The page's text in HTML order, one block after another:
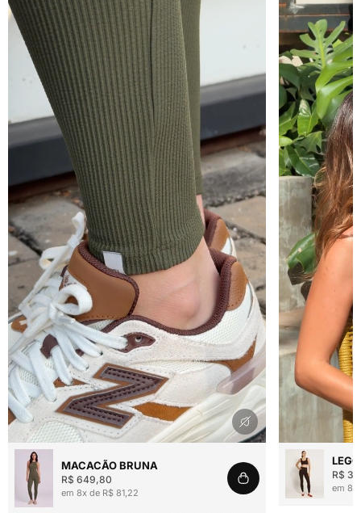
Reproduzir vídeo
MACACÃO BRUNA
R$ 649,80
em 8x de R$ 81,22
Reproduzir
R$
em 8x